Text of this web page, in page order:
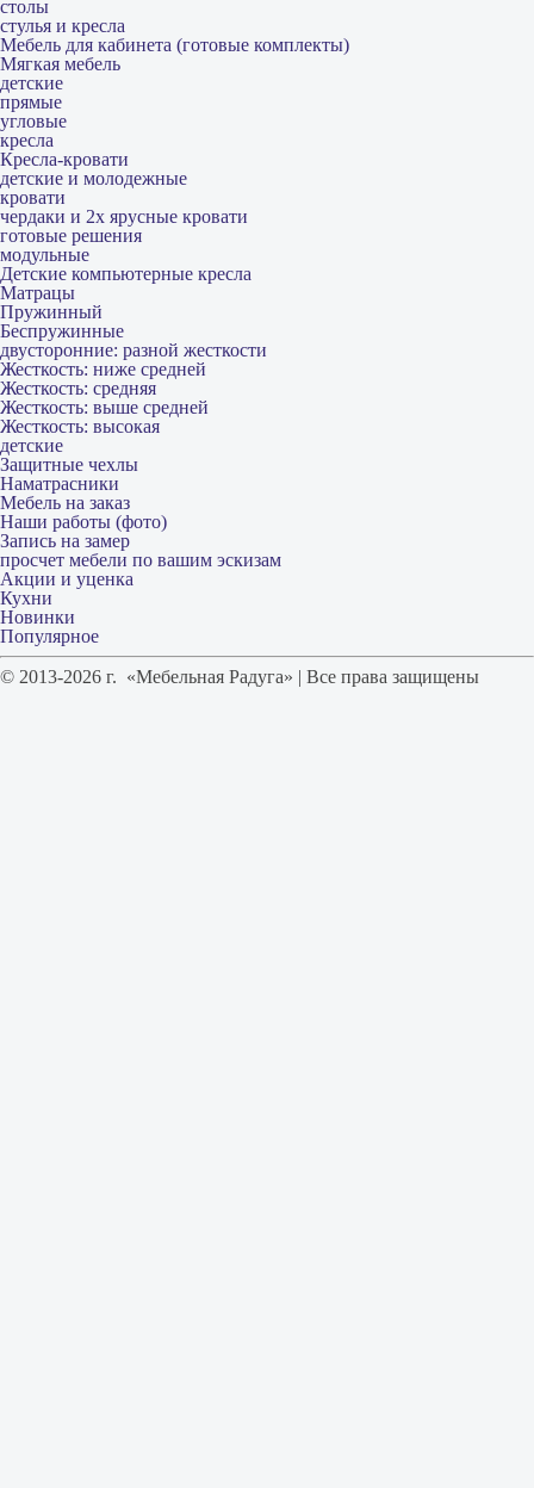
столы
стулья и кресла
Мебель для кабинета (готовые комплекты)
Мягкая мебель
детские
прямые
угловые
кресла
Кресла-кровати
детские и молодежные
кровати
чердаки и 2х ярусные кровати
готовые решения
модульные
Детские компьютерные кресла
Матрацы
Пружинный
Беспружинные
двусторонние: разной жесткости
Жесткость: ниже средней
Жесткость: средняя
Жесткость: выше средней
Жесткость: высокая
детские
Защитные чехлы
Наматрасники
Мебель на заказ
Наши работы (фото)
Запись на замер
просчет мебели по вашим эскизам
Акции и уценка
Кухни
Новинки
Популярное
© 2013-2026 г. «Мебельная Радуга» | Все права защищены